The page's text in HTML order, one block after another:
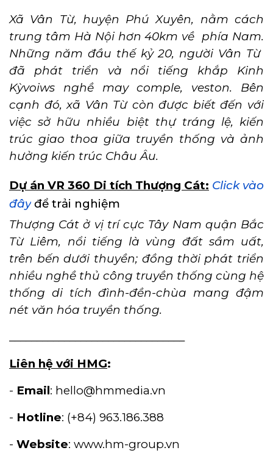
Xã Vân Từ, huyện Phú Xuyên, nằm cách
trung tâm Hà Nội hơn 40km về phía Nam.
Những năm đầu thế kỷ 20, người Vân Từ
đã phát triển và nổi tiếng khắp Kinh
Kỳvoiws nghề may comple, veston. Bên
cạnh đó, xã Vân Từ còn được biết đến với
việc sở hữu nhiều biệt thự tráng lệ, kiến
trúc giao thoa giữa truyền thống và ảnh
hưởng kiến trúc Châu Âu.
Dự án VR 360 Di tích Thượng Cát: Click vào
đây để trải nghiệm
Thượng Cát ở vị trí cực Tây Nam quận Bắc
Từ Liêm, nổi tiếng là vùng đất sầm uất,
trên bến dưới thuyền; đồng thời phát triển
nhiều nghề thủ công truyền thống cùng hệ
thống di tích đình-đền-chùa mang đậm
nét văn hóa truyền thống.
Liên hệ với HMG:
- Email: hello@hmmedia.vn
- Hotline: (+84) 963.186.388
- Website: www.hm-group.vn